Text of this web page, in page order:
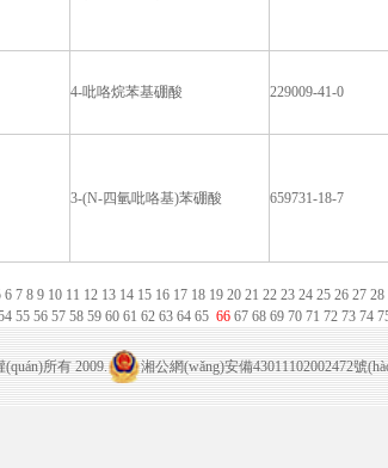
4-吡咯烷苯基硼酸 229009-41-0
3-(N-四氫吡咯基)苯硼酸 659731-18-7
6 7 8 9 10 11 12 13 14 15 16 17 18 19 20 21 22 23 24 25 26 27 28
55 56 57 58 59 60 61 62 63 64 65 66 67 68 69 70 71 72 73 74
所有 2009. 湘公網(wǎng)安備43011102002472號